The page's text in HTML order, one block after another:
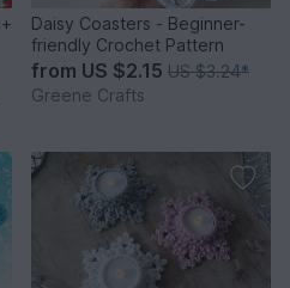
Daisy Coasters - Beginner-
friendly Crochet Pattern
from US $2.15 US $3.24*
Greene Crafts